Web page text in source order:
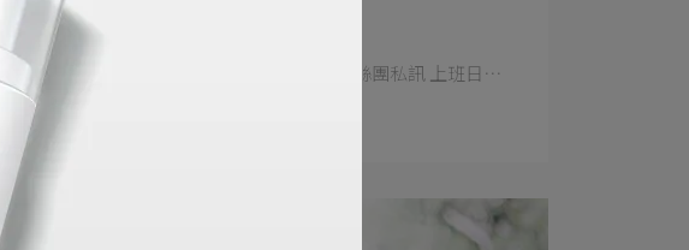
T-S⋯ 如有任何問題 可留言、粉絲團私訊 上班日⋯